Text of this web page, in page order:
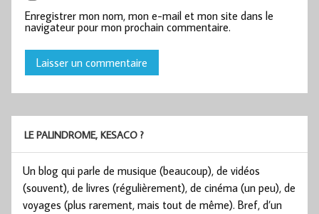
Enregistrer mon nom, mon e-mail et mon site dans le
navigateur pour mon prochain commentaire.
LE PALINDROME, KESACO ?
Un blog qui parle de musique (beaucoup), de vidéos
(souvent), de livres (régulièrement), de cinéma (un peu), de
voyages (plus rarement, mais tout de même). Bref, d’un